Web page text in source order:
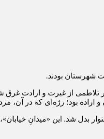
شهرستان بودند.
تلاطمی از غیرت و ارادت
بود؛ رژه‌ای که در آن، مردم
بدل شد. این «میدانِ